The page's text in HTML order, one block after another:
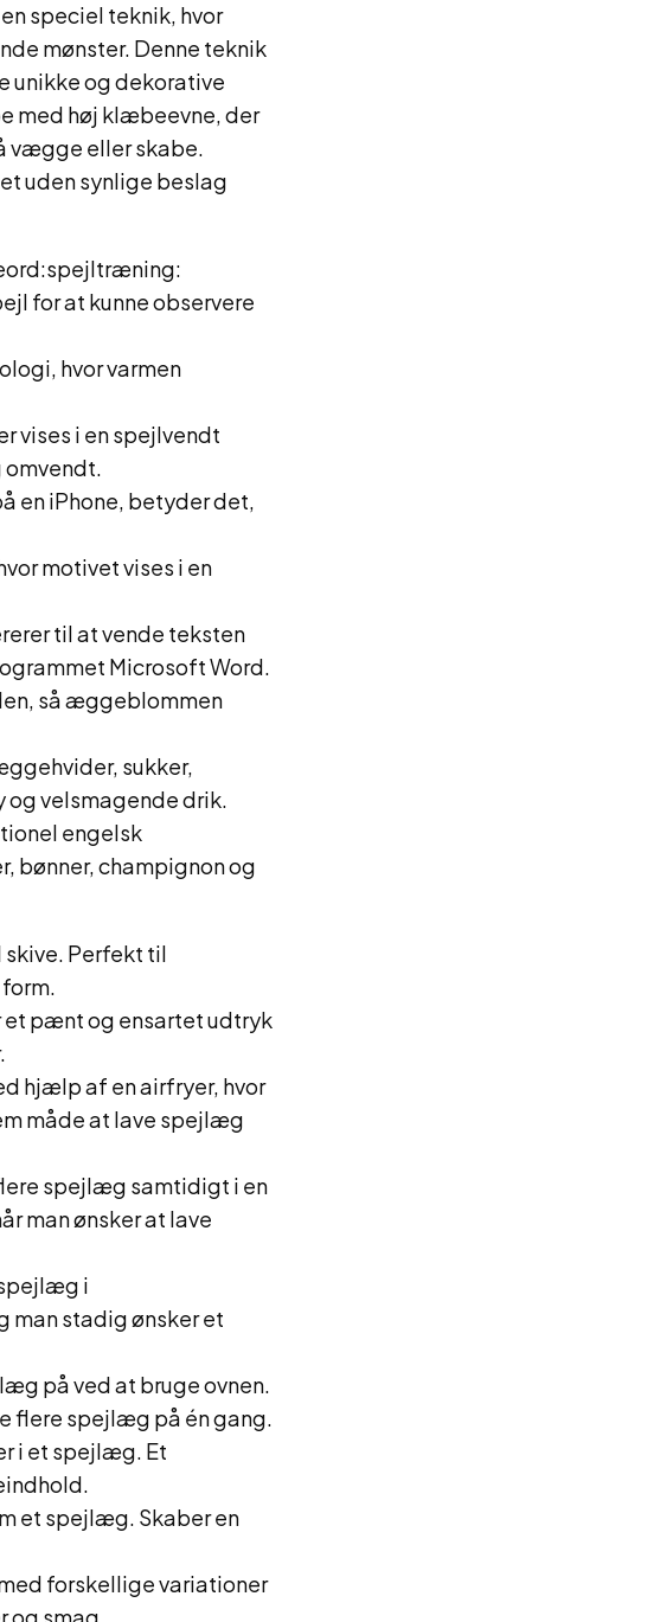
speciel teknik, hvor
mønster. Denne teknik
unikke og dekorative
med høj klæbeevne, der
vægge eller skabe.
uden synlige beslag
for at kunne observere
hvor varmen
vises i en spejlvendt
omvendt.
en iPhone, betyder det,
motivet vises i en
til at vende teksten
Microsoft Word.
så æggeblommen
sukker,
og velsmagende drik.
engelsk
bønner, champignon og
Perfekt til
pænt og ensartet udtryk
hjælp af en airfryer, hvor
måde at lave spejlæg
spejlæg samtidigt i en
man ønsker at lave
i
man stadig ønsker et
på ved at bruge ovnen.
flere spejlæg på én gang.
i et spejlæg. Et
et spejlæg. Skaber en
forskellige variationer